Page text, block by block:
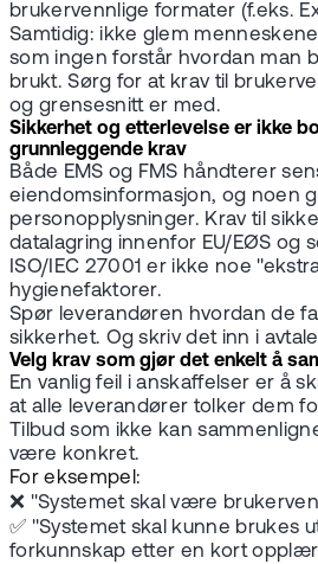
brukervennlige formater (f.eks.
Samtidig: ikke glem
som ingen forstår hvordan man
brukt. Sørg for at krav til
og grensesnitt er med.
Sikkerhet og etterlevelse er ikke
grunnleggende krav
Både EMS og FMS håndterer
eiendomsinformasjon, og noen
personopplysninger. Krav til
datalagring innenfor EU/EØS og
ISO/IEC 27001 er ikke noe
hygienefaktorer.
Spør leverandøren hvordan de
sikkerhet. Og skriv det inn i
Velg krav som gjør det enkelt å
En vanlig feil i anskaffelser er å
at alle leverandører tolker dem
Tilbud som ikke kan
være konkret.
For eksempel:
❌ "Systemet skal være
✅ "Systemet skal kunne brukes
forkunnskap etter en kort